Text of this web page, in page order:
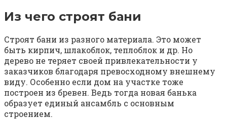
Из чего строят бани
Строят бани из разного материала. Это может
быть кирпич, шлакоблок, теплоблок и др. Но
дерево не теряет своей привлекательности у
заказчиков благодаря превосходному внешнему
виду. Особенно если дом на участке тоже
построен из бревен. Ведь тогда новая банька
образует единый ансамбль с основным
строением.